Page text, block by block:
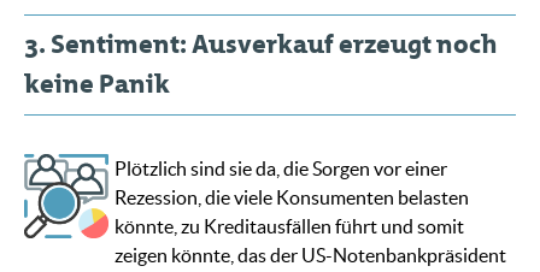
3. Sentiment: Ausverkauf erzeugt noch
keine Panik
Plötzlich sind sie da, die Sorgen vor einer
Rezession, die viele Konsumenten belasten
könnte, zu Kreditausfällen führt und somit
zeigen könnte, das der US-Notenbankpräsident